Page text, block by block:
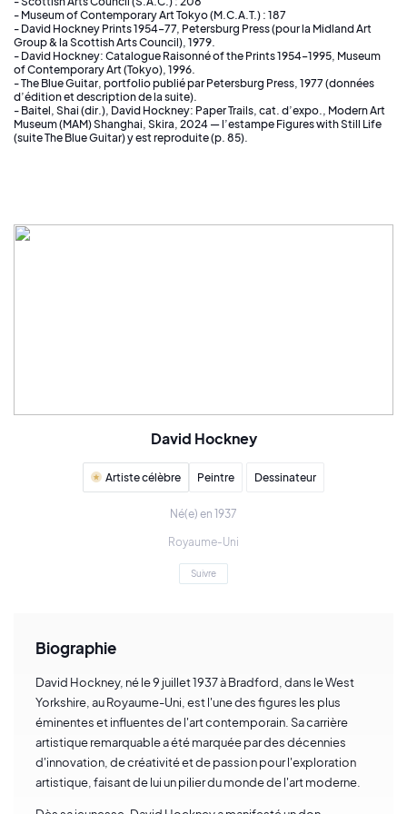
- Museum of Contemporary Art Tokyo (M.C.A.T.) : 187
- David Hockney Prints 1954–77, Petersburg Press (pour la Midland Art
Group & la Scottish Arts Council), 1979.
- David Hockney: Catalogue Raisonné of the Prints 1954–1995, Museum
of Contemporary Art (Tokyo), 1996.
- The Blue Guitar, portfolio publié par Petersburg Press, 1977 (données
d’édition et description de la suite).
- Baitel, Shai (dir.), David Hockney: Paper Trails, cat. d’expo., Modern Art
Museum (MAM) Shanghai, Skira, 2024 — l’estampe Figures with Still Life
(suite The Blue Guitar) y est reproduite (p. 85).
David Hockney
Artiste célèbre Peintre Dessinateur
Né(e) en 1937
Royaume-Uni
Suivre
Biographie
David Hockney, né le 9 juillet 1937 à Bradford, dans le West
Yorkshire, au Royaume-Uni, est l'une des figures les plus
éminentes et influentes de l'art contemporain. Sa carrière
artistique remarquable a été marquée par des décennies
d'innovation, de créativité et de passion pour l'exploration
artistique, faisant de lui un pilier du monde de l'art moderne.